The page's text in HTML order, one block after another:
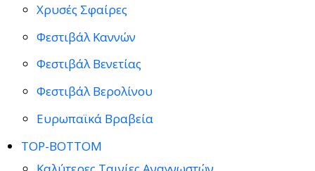
Χρυσές Σφαίρες
Φεστιβάλ Καννών
Φεστιβάλ Βενετίας
Φεστιβάλ Βερολίνου
Ευρωπαϊκά Βραβεία
TOP-BOTTOM